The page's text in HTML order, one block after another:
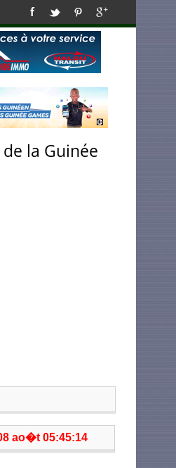
la Guinée
ao�t 05:45:14